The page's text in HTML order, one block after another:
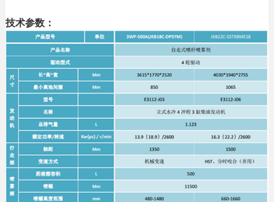
技术参数：